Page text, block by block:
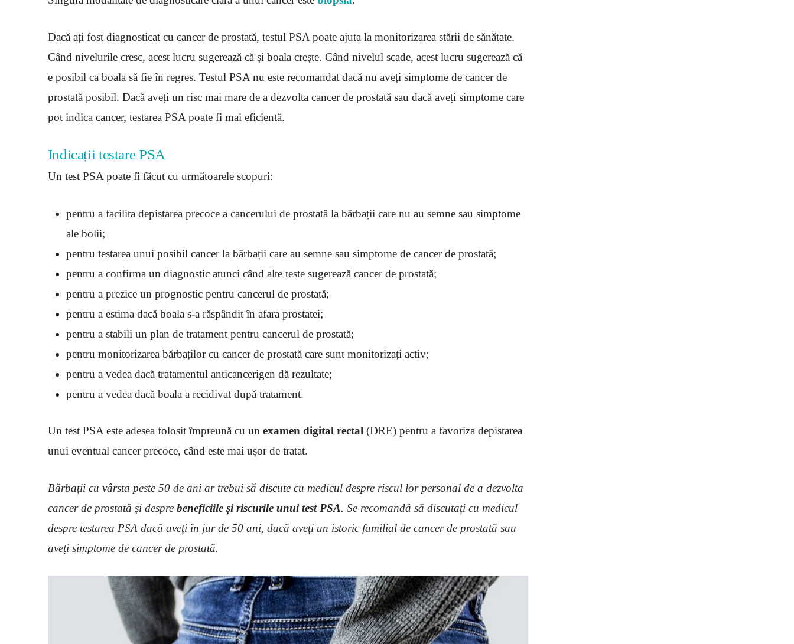
Dacă ați fost diagnosticat cu cancer de prostată, testul PSA poate ajuta la monitorizarea stării de sănătate.
Când nivelurile cresc, acest lucru sugerează că și boala crește. Când nivelul scade, acest lucru sugerează că
e posibil ca boala să fie în regres. Testul PSA nu este recomandat dacă nu aveți simptome de cancer de
prostată posibil. Dacă aveți un risc mai mare de a dezvolta cancer de prostată sau dacă aveți simptome care
pot indica cancer, testarea PSA poate fi mai eficientă.
Indicații testare PSA
Un test PSA poate fi făcut cu următoarele scopuri:
pentru a facilita depistarea precoce a cancerului de prostată la bărbații care nu au semne sau simptome
ale bolii;
pentru testarea unui posibil cancer la bărbații care au semne sau simptome de cancer de prostată;
pentru a confirma un diagnostic atunci când alte teste sugerează cancer de prostată;
pentru a prezice un prognostic pentru cancerul de prostată;
pentru a estima dacă boala s-a răspândit în afara prostatei;
pentru a stabili un plan de tratament pentru cancerul de prostată;
pentru monitorizarea bărbaților cu cancer de prostată care sunt monitorizați activ;
pentru a vedea dacă tratamentul anticancerigen dă rezultate;
pentru a vedea dacă boala a recidivat după tratament.
Un test PSA este adesea folosit împreună cu un examen digital rectal(DRE) pentru a favoriza depistarea
unui eventual cancer precoce, când este mai ușor de tratat.
Bărbații cu vârsta peste 50 de ani ar trebui să discute cu medicul despre riscul lor personal de a dezvolta
cancer de prostată și despre beneficiile și riscurile unui test PSA. Se recomandă să discutați cu medicul
despre testarea PSA dacă aveți în jur de 50 ani, dacă aveți un istoric familial de cancer de prostată sau
aveți simptome de cancer de prostată.